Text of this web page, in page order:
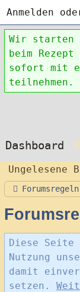
Anmelden
Wir starten
beim
sofort mit
teilnehmen.
Dashboard
Ungelesene
Forumsregeln
Diese Seite
Nutzung
damit
setzen.